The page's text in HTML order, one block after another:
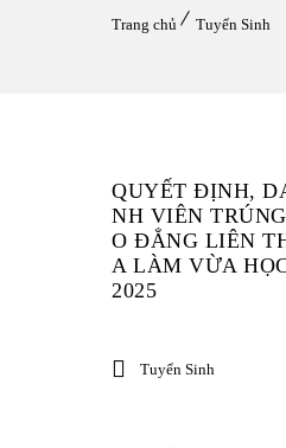
Trang chủ Tuyển Sinh
QUYẾT ĐỊNH,
NH VIÊN
O ĐẲNG LIÊN
A LÀM VỪA
2025
Tuyển Sinh